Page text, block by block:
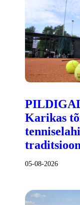
Karikas
05-08-2026